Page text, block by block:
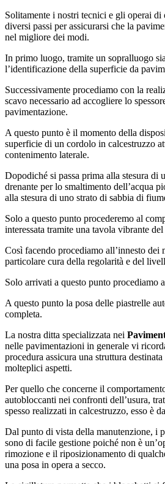
Solitamente i nostri tecnici e gli operai
diversi passi per assicurarsi che la
nel migliore dei modi.
In primo luogo, tramite un sopralluogo
l’identificazione della superficie da
Successivamente procediamo con la
scavo necessario ad accogliere lo
pavimentazione.
A questo punto è il momento della
superficie di un cordolo in calcestruzzo
contenimento laterale.
Dopodiché si passa prima alla stesura di
drenante per lo smaltimento dell’acqua
alla stesura di uno strato di sabbia di
Solo a questo punto procederemo al
interessata tramite una tavola vibrante
Così facendo procediamo all’innesto dei
particolare cura della regolarità e del
Solo arrivati a questo punto procediamo
A questo punto la posa delle piastrelle
completa.
La nostra ditta specializzata nei
nelle pavimentazioni in generale vi
procedura assicura una struttura
molteplici aspetti.
Per quello che concerne il
autobloccanti nei confronti dell’usura,
spesso realizzati in calcestruzzo, esso è
Dal punto di vista della manutenzione, i
sono di facile gestione poiché non è
rimozione e il riposizionamento di
una posa in opera a secco.